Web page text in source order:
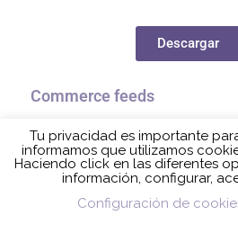
Descargar
Commerce feeds
Con esta funcionalidad se
posibilidad deimportar datos
ahorrando mucho tiempo
Tu privacidad es importante
informamos que utilizamos
Haciendo click en las diferentes
información, configurar,